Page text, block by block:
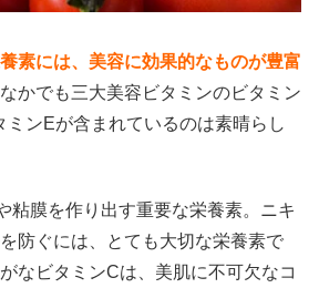
素には、美容に効果的なものが豊富
かでも三大美容ビタミンのビタミン
ンEが含まれているのは素晴らし
粘膜を作り出す重要な栄養素。ニキ
防ぐには、とても大切な栄養素で
なビタミンCは、美肌に不可欠なコ